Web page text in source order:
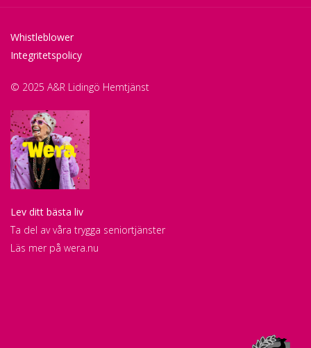
Whistleblower
Integritetspolicy
© 2025 A&R Lidingö Hemtjänst
Lev ditt bästa liv
Ta del av våra trygga seniortjänster
Läs mer på wera.nu